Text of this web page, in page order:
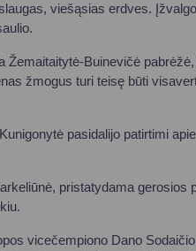
viešąsias erdves.
Žemaitaitytė-Buinevičė
žmogus turi teisę būti
pasidalijo patirtimi
pristatydama
vicečempiono Dano